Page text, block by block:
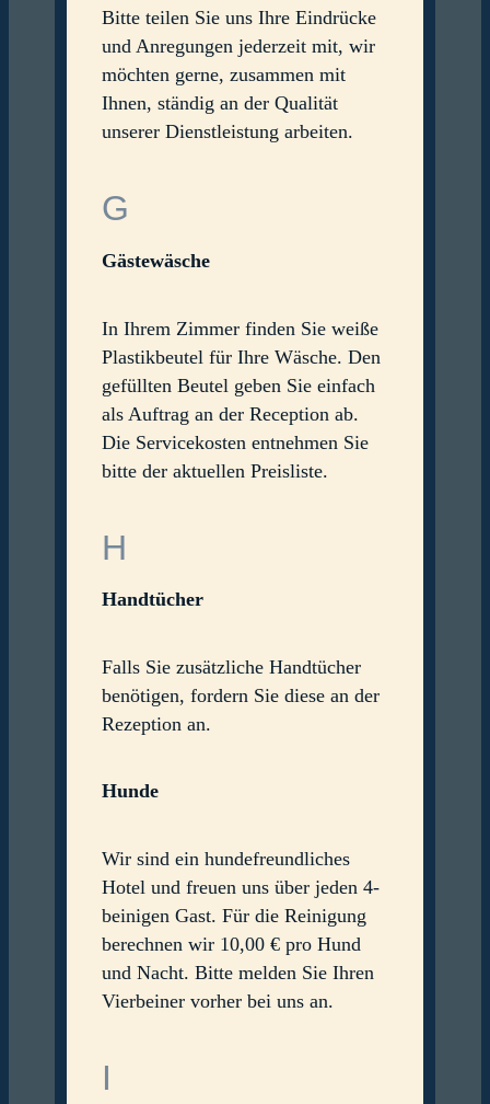
Bitte teilen Sie uns Ihre Eindrücke
und Anregungen jederzeit mit, wir
möchten gerne, zusammen mit
Ihnen, ständig an der Qualität
unserer Dienstleistung arbeiten.
G
Gästewäsche
In Ihrem Zimmer finden Sie weiße
Plastikbeutel für Ihre Wäsche. Den
gefüllten Beutel geben Sie einfach
als Auftrag an der Reception ab.
Die Servicekosten entnehmen Sie
bitte der aktuellen Preisliste.
H
Handtücher
Falls Sie zusätzliche Handtücher
benötigen, fordern Sie diese an der
Rezeption an.
Hunde
Wir sind ein hundefreundliches
Hotel und freuen uns über jeden 4-
beinigen Gast. Für die Reinigung
berechnen wir 10,00 € pro Hund
und Nacht. Bitte melden Sie Ihren
Vierbeiner vorher bei uns an.
I